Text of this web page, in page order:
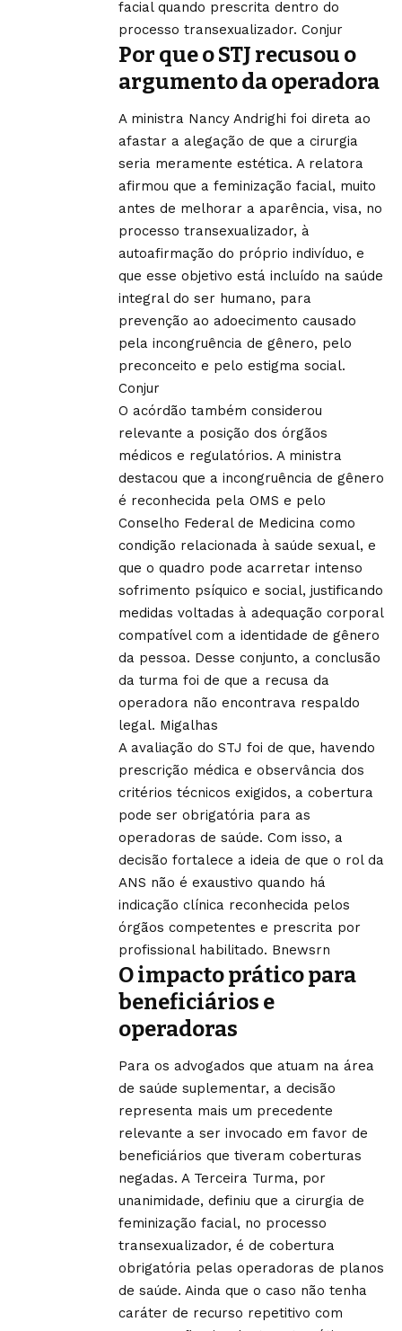
facial quando prescrita dentro do
processo transexualizador. Conjur
Por que o STJ recusou o
argumento da operadora
A ministra Nancy Andrighi foi direta ao
afastar a alegação de que a cirurgia
seria meramente estética. A relatora
afirmou que a feminização facial, muito
antes de melhorar a aparência, visa, no
processo transexualizador, à
autoafirmação do próprio indivíduo, e
que esse objetivo está incluído na saúde
integral do ser humano, para
prevenção ao adoecimento causado
pela incongruência de gênero, pelo
preconceito e pelo estigma social.
Conjur
O acórdão também considerou
relevante a posição dos órgãos
médicos e regulatórios. A ministra
destacou que a incongruência de gênero
é reconhecida pela OMS e pelo
Conselho Federal de Medicina como
condição relacionada à saúde sexual, e
que o quadro pode acarretar intenso
sofrimento psíquico e social, justificando
medidas voltadas à adequação corporal
compatível com a identidade de gênero
da pessoa. Desse conjunto, a conclusão
da turma foi de que a recusa da
operadora não encontrava respaldo
legal. Migalhas
A avaliação do STJ foi de que, havendo
prescrição médica e observância dos
critérios técnicos exigidos, a cobertura
pode ser obrigatória para as
operadoras de saúde. Com isso, a
decisão fortalece a ideia de que o rol da
ANS não é exaustivo quando há
indicação clínica reconhecida pelos
órgãos competentes e prescrita por
profissional habilitado. Bnewsrn
O impacto prático para
beneficiários e
operadoras
Para os advogados que atuam na área
de saúde suplementar, a decisão
representa mais um precedente
relevante a ser invocado em favor de
beneficiários que tiveram coberturas
negadas. A Terceira Turma, por
unanimidade, definiu que a cirurgia de
feminização facial, no processo
transexualizador, é de cobertura
obrigatória pelas operadoras de planos
de saúde. Ainda que o caso não tenha
caráter de recurso repetitivo com